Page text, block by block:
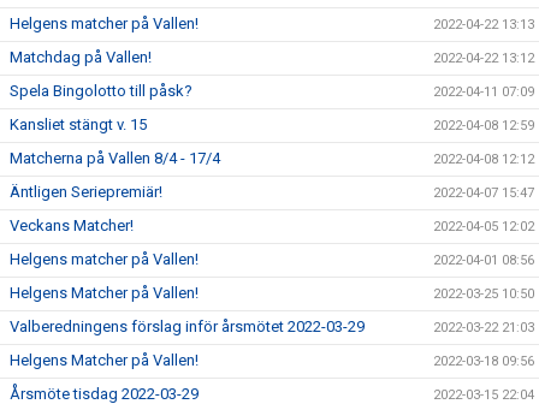
Helgens matcher på Vallen! 2022-04-22 13:13
Matchdag på Vallen! 2022-04-22 13:12
Spela Bingolotto till påsk? 2022-04-11 07:09
Kansliet stängt v. 15 2022-04-08 12:59
Matcherna på Vallen 8/4 - 17/4 2022-04-08 12:12
Äntligen Seriepremiär! 2022-04-07 15:47
Veckans Matcher! 2022-04-05 12:02
Helgens matcher på Vallen! 2022-04-01 08:56
Helgens Matcher på Vallen! 2022-03-25 10:50
Valberedningens förslag inför årsmötet 2022-03-29 2022-03-22 21:03
Helgens Matcher på Vallen! 2022-03-18 09:56
Årsmöte tisdag 2022-03-29 2022-03-15 22:04